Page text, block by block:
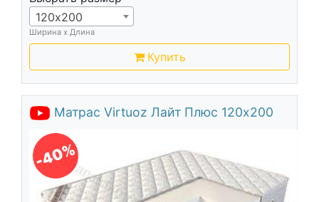
120х200
Ширина х Длина
Купить
Матрас Virtuoz Лайт Плюс 120х200
-40%